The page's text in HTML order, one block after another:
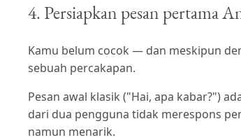
4. Persiapkan pesan pertama
Kamu belum cocok — dan meskipun
sebuah percakapan.
Pesan awal klasik ("Hai, apa kabar?")
dari dua pengguna tidak merespons
namun menarik.